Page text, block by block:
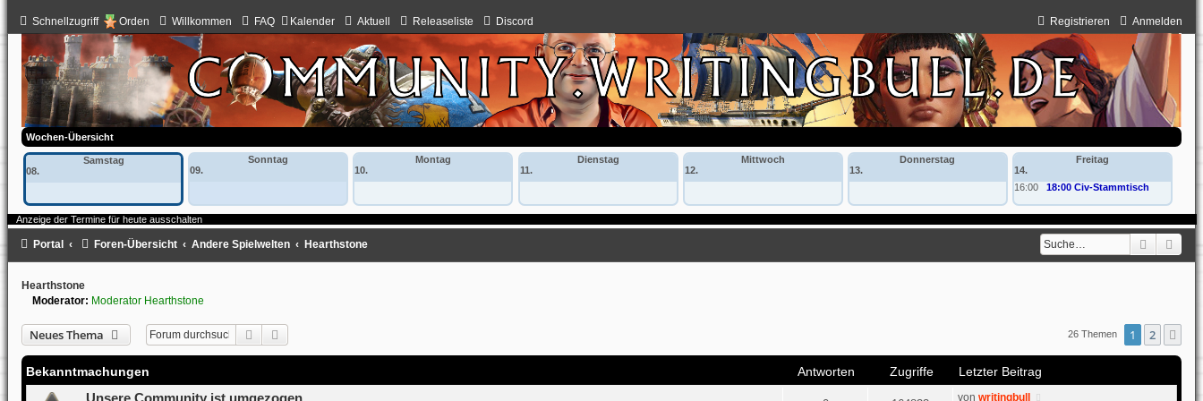
Schnellzugriff Orden Willkommen FAQ Kalender Aktuell Releaseliste Discord Anmelden
Registrieren
Wochen-Übersicht
Samstag
08.
Sonntag
09.
Montag
10.
Dienstag
11.
Mittwoch
12.
Donnerstag
13.
Freitag
14.
16:00
18:00 Civ-Stammtisch
Anzeige der Termine für heute ausschalten
Suche
Portal Foren-Übersicht Andere Spielwelten Hearthstone
Hearthstone
Moderator: Moderator Hearthstone
Neues Thema Suche 26 Themen 1 2
Bekanntmachungen Antworten Zugriffe
Letzter Beitrag
vonwritingbull